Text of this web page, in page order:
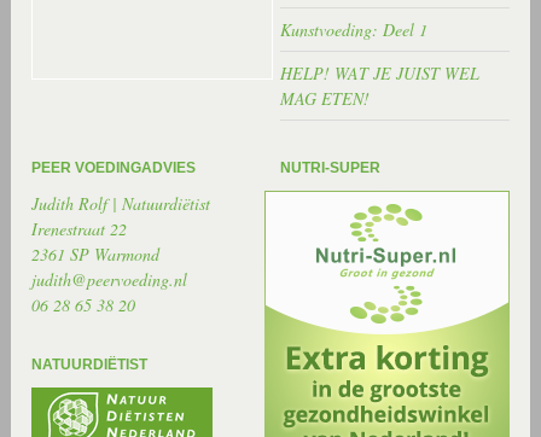
Kunstvoeding: Deel 1
HELP! WAT JE JUIST WEL
MAG ETEN!
PEER VOEDINGADVIES
Judith Rolf | Natuurdiëtist
Irenestraat 22
2361 SP Warmond
judith@peervoeding.nl
06 28 65 38 20
NATUURDIËTIST
NUTRI-SUPER